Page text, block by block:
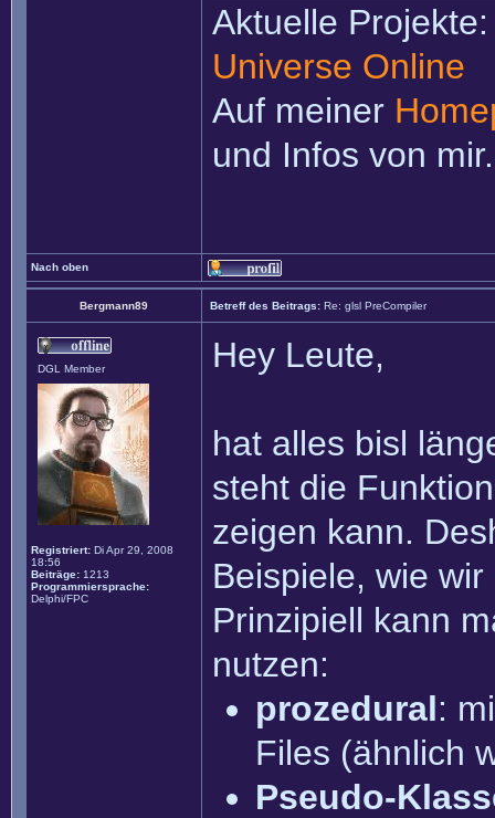
Aktuelle
Universe Online
Auf meiner
und Infos von mir.
Nach oben
Bergmann89 Betreff des Beitrags: Re: glsl PreCompiler
DGL Member
Registriert: Di Apr 29, 2008
18:56
Beiträge: 1213
Programmiersprache:
Delphi/FPC
Hey Leute,
hat alles bisl
steht die
zeigen kann.
Beispiele, wie
Prinzipiell kann
nutzen:
prozedural:
Files (ähnlich
Pseudo-